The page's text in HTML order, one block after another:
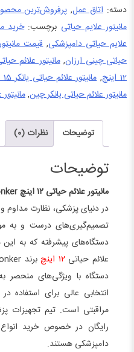
حیاتی
۱۲
اینچ
یانکر
Yonker
مدل
دسته:اتاق عمل, پرفروش‌ترین
مانیتور علایم حیاتی برچسب:خرید
علایم حیاتی دامپزشکی,قیمت
حیاتی چینی ارزان,مانیتور علائم
12 اینچ
,مانیتور علائم حیاتی یانکر 15 اینچ
مانیتور علائم حیاتی یانکر چین,
توضیحات نظرات (0)
توضیحات
مانیتور علائم حیاتی ۱۲ اینچ Yonker مدل YK-8000C
در دنیای پزشکی، نظارت مداوم و
تصمیم‌گیری‌های درست و به
دستگاه‌های پیشرفته که به
علائم حیاتی۱۲ اینچ
دستگاه با ویژگی‌های منحصر
انتخابی عالی برای استفاده
مراقبتی است. تیم تجهیزات
رایگان در خصوص خرید
دامپزشکی هستند.